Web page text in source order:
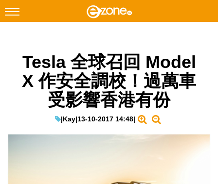
Facebook Instagram
科技焦點
教學評測
Tesla 全球召回 Model
X 作安全調校！過萬車
受影響香港有份
|Kay|13-10-2017 14:48|